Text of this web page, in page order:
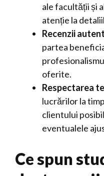
ale facultății și
atenție la
Recenzii
partea
oferite.
Respectarea
lucrărilor la
clientului
eventualele
Ce spun